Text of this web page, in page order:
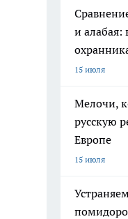
и алабая:
15 июля
Мелочи,
русскую
Европе
15 июля